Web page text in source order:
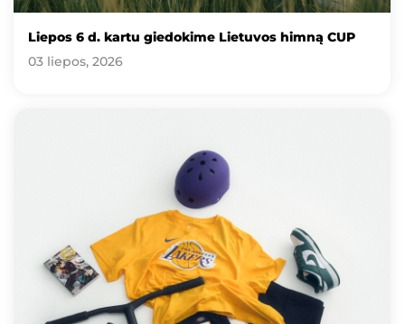
Liepos 6 d. kartu giedokime Lietuvos himną CUP
03 liepos, 2026